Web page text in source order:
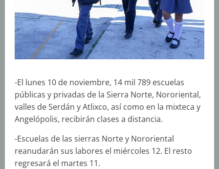
-El lunes 10 de noviembre, 14 mil 789 escuelas
públicas y privadas de la Sierra Norte, Nororiental,
valles de Serdán y Atlixco, así como en la mixteca y
Angelópolis, recibirán clases a distancia.
-Escuelas de las sierras Norte y Nororiental
reanudarán sus labores el miércoles 12. El resto
regresará el martes 11.